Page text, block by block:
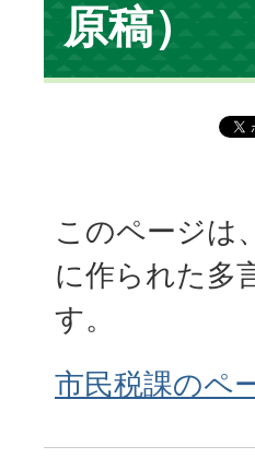
原稿）
このページは
に作られた多
す。
市民税課のペ